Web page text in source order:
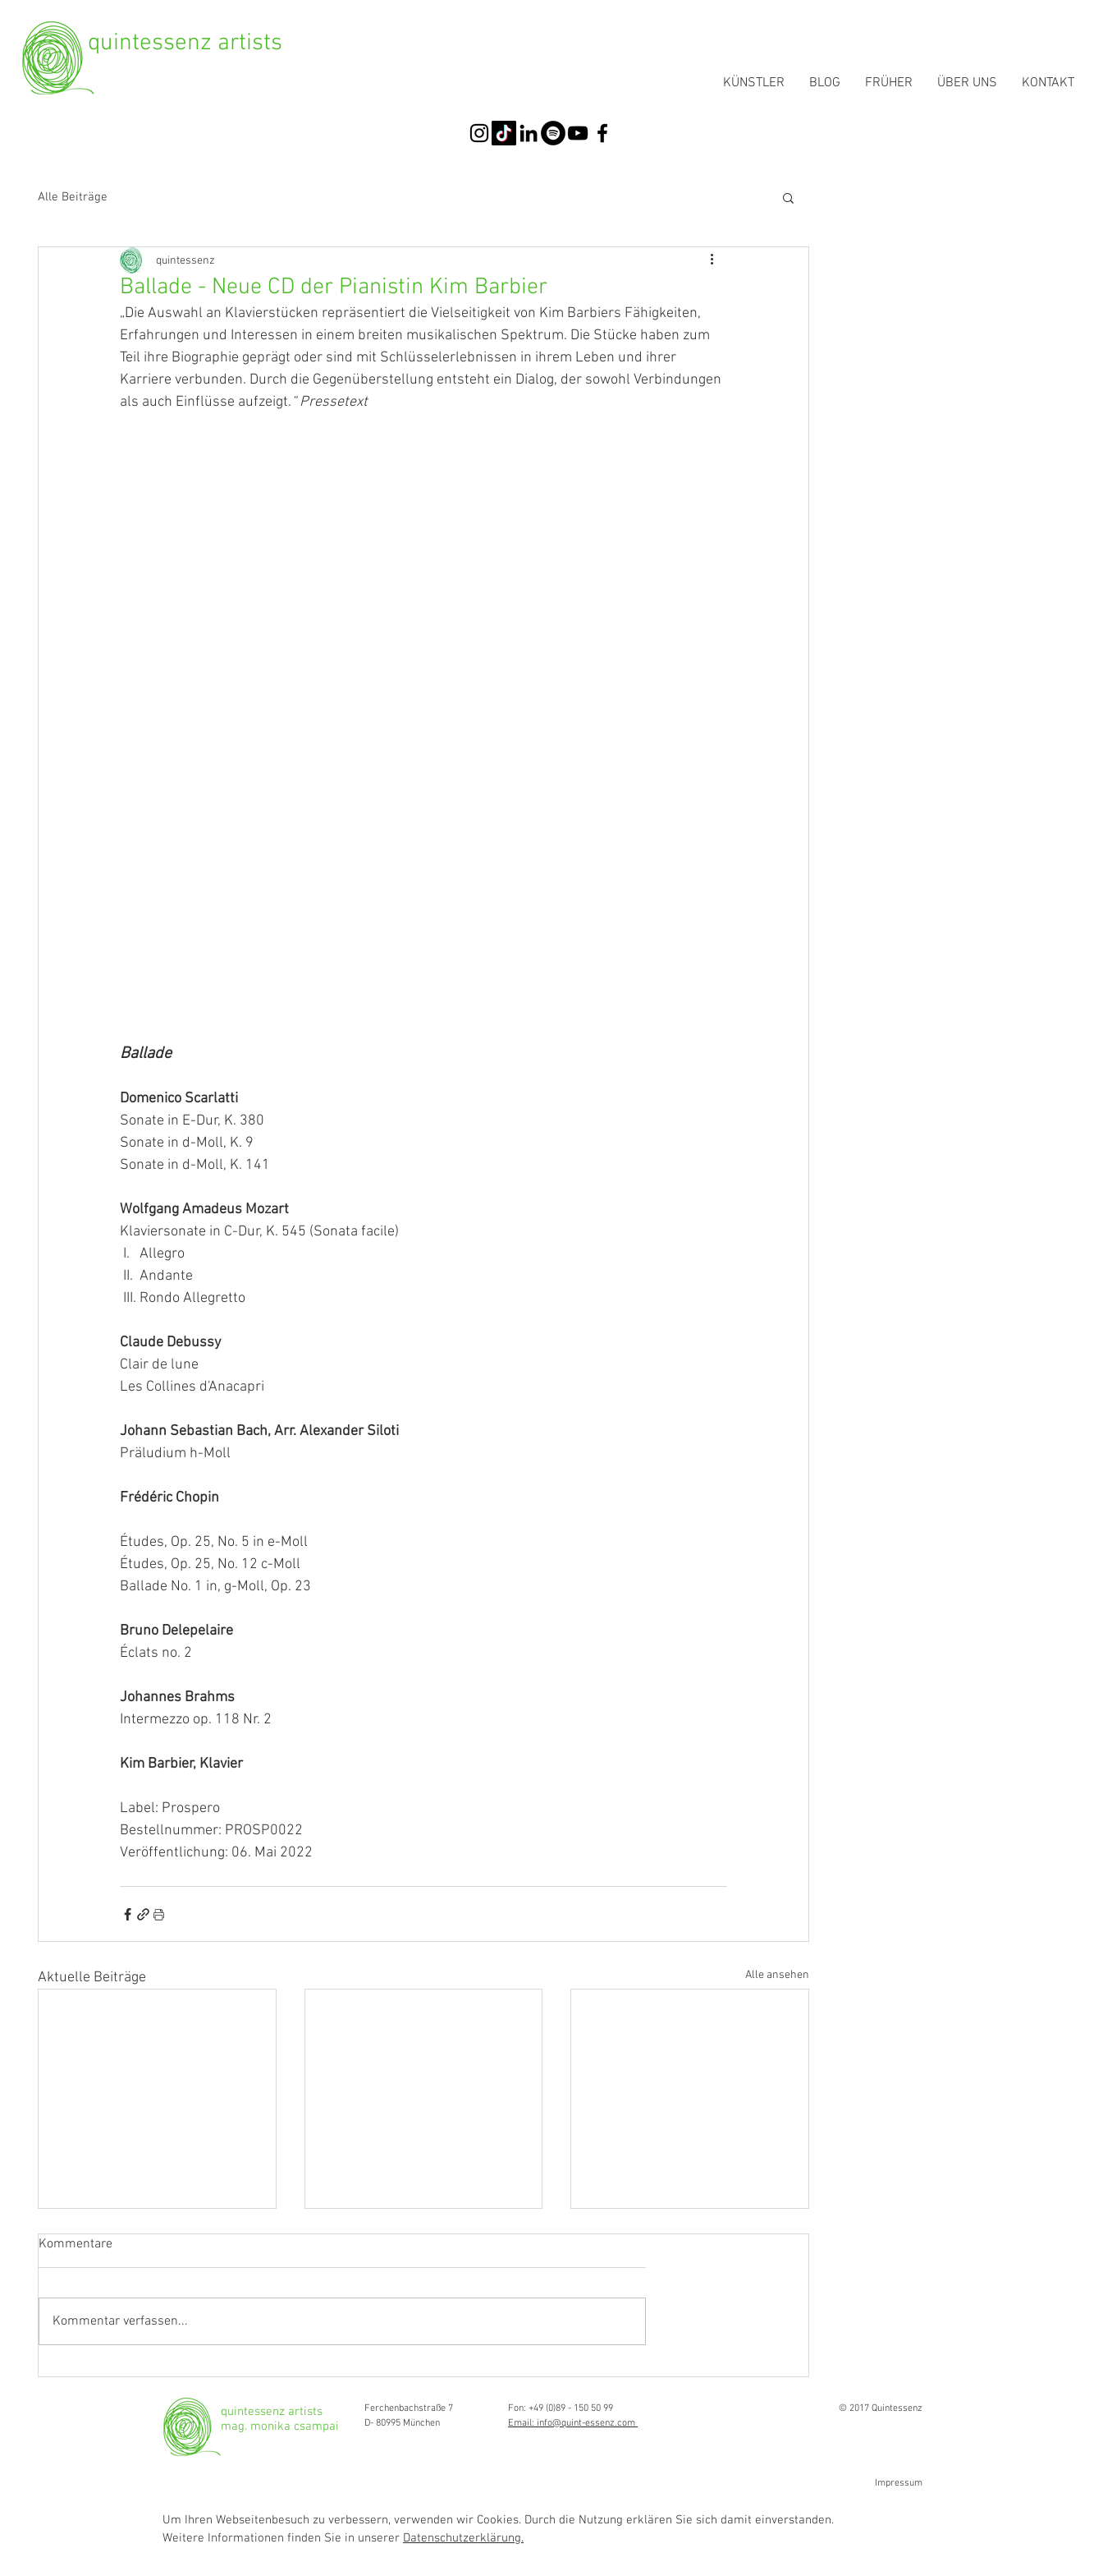
quintessenz artists
KÜNSTLER BLOG FRÜHER ÜBER UNS KONTAKT
Alle Beiträge
Ballade - Neue CD der Pianistin Kim Barbier
quintessenz
„Die Auswahl an Klavierstücken repräsentiert die Vielseitigkeit von Kim Barbiers Fähigkeiten,
Erfahrungen und Interessen in einem breiten musikalischen Spektrum. Die Stücke haben zum
Teil ihre Biographie geprägt oder sind mit Schlüsselerlebnissen in ihrem Leben und ihrer
Karriere verbunden. Durch die Gegenüberstellung entsteht ein Dialog, der sowohl Verbindungen
als auch Einflüsse aufzeigt.“ Pressetext
Ballade
Domenico Scarlatti
Sonate in E-Dur, K. 380
Sonate in d-Moll, K. 9
Sonate in d-Moll, K. 141
Wolfgang Amadeus Mozart
Klaviersonate in C-Dur, K. 545 (Sonata facile)
I.   Allegro
II.  Andante
III. Rondo Allegretto
Claude Debussy
Clair de lune
Les Collines d'Anacapri
Johann Sebastian Bach, Arr. Alexander Siloti
Präludium h-Moll
Frédéric Chopin
Études, Op. 25, No. 5 in e-Moll
Études, Op. 25, No. 12 c-Moll
Ballade No. 1 in, g-Moll, Op. 23
Bruno Delepelaire
Éclats no. 2
Johannes Brahms
Intermezzo op. 118 Nr. 2
Kim Barbier, Klavier
Label: Prospero
Bestellnummer: PROSP0022
Veröffentlichung: 06. Mai 2022
Aktuelle Beiträge Alle ansehen
Kommentare
Kommentar verfassen...
quintessenz artists
mag. monika csampai
Ferchenbachstraße 7
D- 80995 München
Fon: +49 (0)89 - 150 50 99
Email: info@quint-essenz.com
© 2017 Quintessenz
Impressum
Um Ihren Webseitenbesuch zu verbessern, verwenden wir Cookies. Durch die Nutzung erklären Sie sich damit einverstanden.
Weitere Informationen finden Sie in unserer Datenschutzerklärung.